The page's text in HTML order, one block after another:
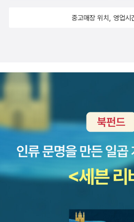
다 더 나은 정치제도를 찾아내지 못해 쓰
프랑스어는 헤라클레스를 찢어 죽인 ‘네
근이 탯줄과 비슷한 관으로 연결된 ‘일종
에 자연분만이 불가능한 상태였으며, 그
다 더욱 깊은 상호 유대감을 갖게 된다.
최고의 힌두여신인 시바와 역시 최고의 산
이라는 이름을 주었으며 유난히 총명한
로, 메리언은 뉴욕으로 유학을 가서 나름
이루는데, 운명Fate이란 심술궂은 늙은
란 가혹한 형벌을 가하려 준비를 한다. 놀
은 긴 밤을 골라 읽기에 맞춤한 책을 만들
는 현재 남자친구와 함께 사막지대에서
이야기꾼 토마스 하디의 작품이면 일단 재
드 5실링 받고 낯선 남자에게 팔아넘기고
세월만큼 앞으로 술을 마시지 않을 것을
진짜 서약대로 성실하게 살아낸 결과 캐
는 읍 정도에서 시장/읍장을 지낸다. 이야
느 날 문득 저 먼 과거에 자신이 팔아넘
가 등장해 우여곡절이 벌어지는데, 하디의
어봤자 아무 소용없다. 그냥 읽어봐야 안
을 경험한 인물. 그의 작품은 전후 완전히
인 인물 묘사 기법이다. 버로웨이는 헨리
신의 성격을 스스로 드러내게끔 한다. 버
인물 묘사라고 부른다. 신체적 특징 독자를 스토리에 젖어들게 하
려면 인물이 내러티브 포물선을 따라가는
수 있을만한 시각적 디테일을 줘야 한다.
히려 이 과정을 방해한다. 울프는 “세세한
기 쉽다. 이미지를 만들기보다 흩어 버
곽을 제시하는 것이 좋다”고 말한다. 동작, 표현, 버릇 핵심은 어떤
단어도 허투루 쓰여선 안 되며 디테일 하
키고 인물을 형성하는 데 일조해야 한다는 것이다. 사회
러내는데 소유물을 잘 활용하는 작가는
르브 연락없다>는 처녀작을 읽고 나서 시
여러 작가들이 언급하고 있는 것을 읽기는
실하게 노력해보겠다는 정도.이 작품을
고>도 시도해보려 한다. -되블린의
로 읽었고 영화로도- TV영화로 나왔었기
당시 며칠동안 나누어 상영되었던-보았
너무 어렸고 영화로 볼 때는 너무 심각해
'뭐, 이래? 이럼 안 되는 거잖아?' 그러면
중고매장 위치, 영업시